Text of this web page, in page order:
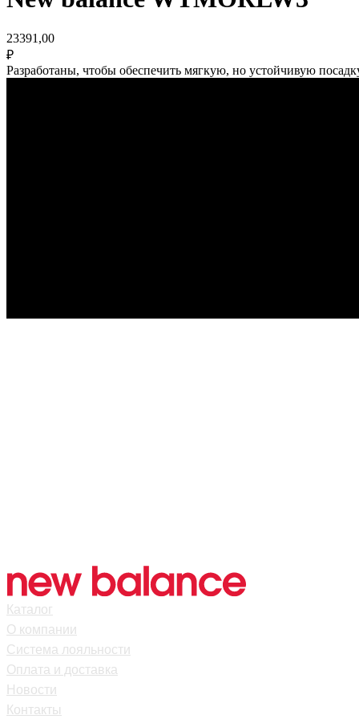
23391,00
₽
Разработаны, чтобы обеспечить мягкую, но устойчивую
Каталог
О компании
Система лояльности
Оплата и доставка
Новости
Контакты